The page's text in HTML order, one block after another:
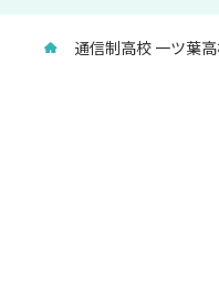
通信制高校 一ツ葉